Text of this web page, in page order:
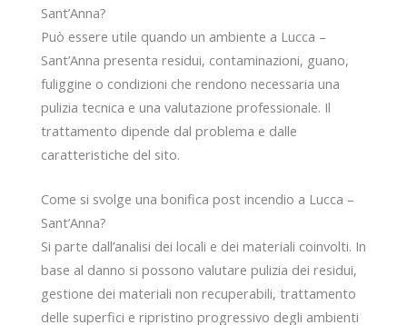
Sant’Anna?
Può essere utile quando un ambiente a Lucca –
Sant’Anna presenta residui, contaminazioni, guano,
fuliggine o condizioni che rendono necessaria una
pulizia tecnica e una valutazione professionale. Il
trattamento dipende dal problema e dalle
caratteristiche del sito.
Come si svolge una bonifica post incendio a Lucca –
Sant’Anna?
Si parte dall’analisi dei locali e dei materiali coinvolti. In
base al danno si possono valutare pulizia dei residui,
gestione dei materiali non recuperabili, trattamento
delle superfici e ripristino progressivo degli ambienti